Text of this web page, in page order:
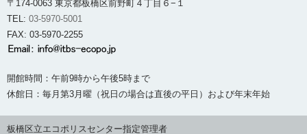
〒174-0063 東京都板橋区前野町４丁目６−１
TEL: 03-5970-5001
FAX: 03-5970-2255
開館時間：午前9時から午後5時まで
休館日：毎月第3月曜（祝日の場合は直後の平日）および年末年始
板橋区立エコポリスセンター指定管理者